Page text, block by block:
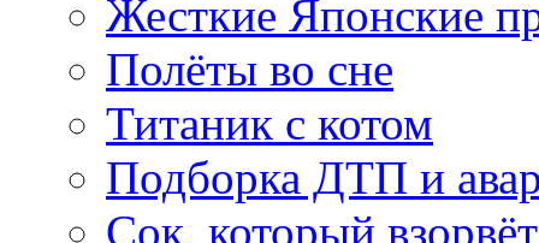
Жесткие Японские
Полёты во сне
Титаник с котом
Подборка ДТП и
Сок, который